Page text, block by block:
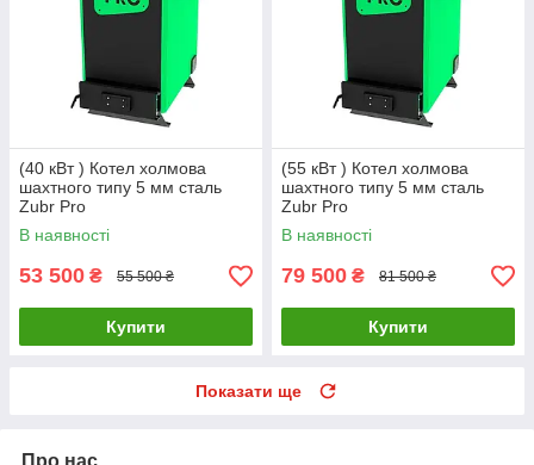
(40 кВт ) Котел холмова
шахтного типу 5 мм сталь
Zubr Pro
В наявності
53 500 ₴ 55 500 ₴
Купити
(55 кВт ) Котел холмова
шахтного типу 5 мм сталь
Zubr Pro
В наявності
79 500 ₴ 81 500 ₴
Купити
Показати ще